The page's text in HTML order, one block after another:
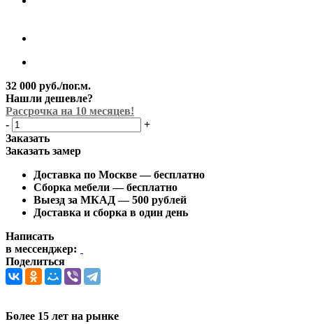
32 000 руб./пог.м.
Нашли дешевле?
Рассрочка на 10 месяцев!
-
+
Заказать
Заказать замер
Доставка по Москве —бесплатно
Сборка мебели —бесплатно
Выезд за МКАД — 500 рублей
Доставка и сборка в один день
Написать
в мессенджер:
Поделиться
Более 15 лет на рынке